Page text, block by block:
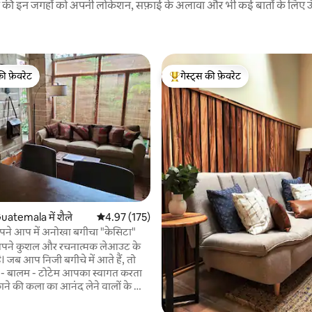
इन जगहों को अपनी लोकेशन, सफ़ाई के अलावा और भी कई बातों के लिए
फ़ेवरेट
फ़ेवरेट
में शैले औसत रेटिंग 5 में से 4.97, 175 समीक्षाएँ
4.97 (175)
आप में अनोखा बगीचा "केसिटा"
अपने कुशल और रचनात्मक लेआउट के
तो
- टोटेम आपका स्वागत करता
गेस्ट्स का टॉप फ़ेवरेट
गेस्ट्स की फ़ेवरेट